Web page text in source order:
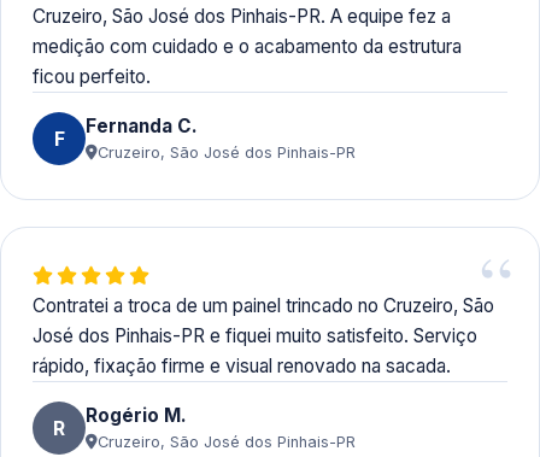
Cruzeiro, São José dos Pinhais-PR. A equipe fez a
medição com cuidado e o acabamento da estrutura
ficou perfeito.
F Fernanda C.
Cruzeiro, São José dos Pinhais-PR
Contratei a troca de um painel trincado no Cruzeiro, São
José dos Pinhais-PR e fiquei muito satisfeito. Serviço
rápido, fixação firme e visual renovado na sacada.
R Rogério M.
Cruzeiro, São José dos Pinhais-PR